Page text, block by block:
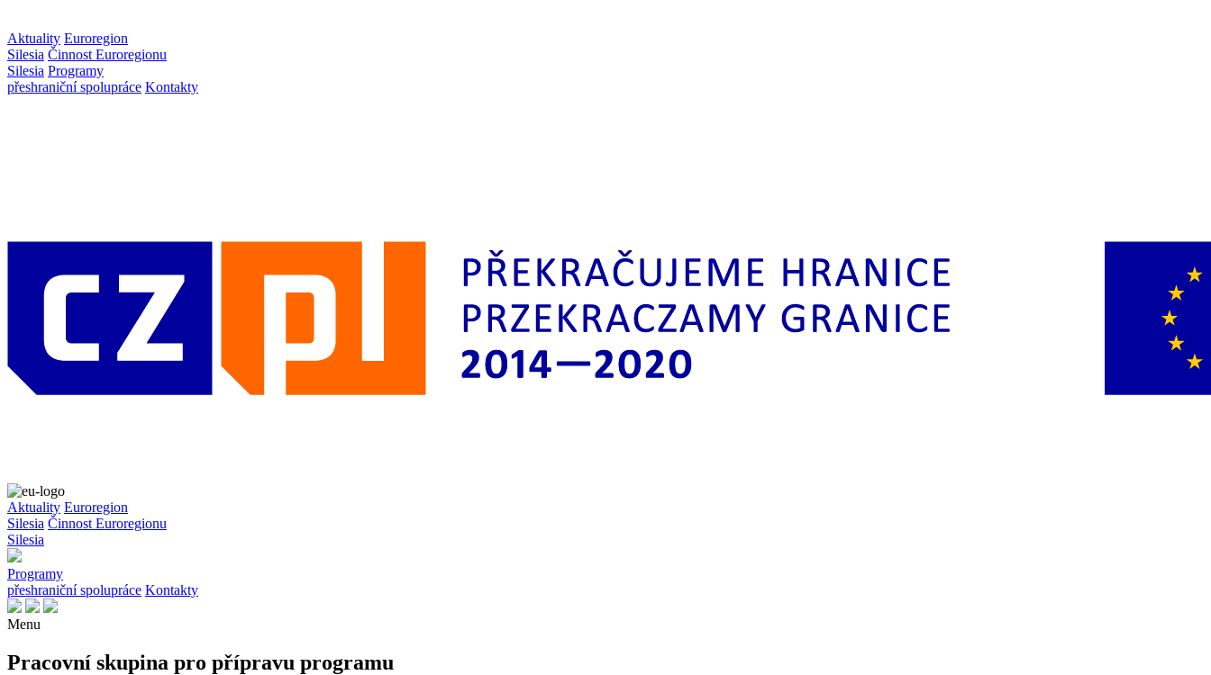
Aktuality Euroregion
Silesia Činnost Euroregionu
Silesia Programy
přeshraniční spolupráce Kontakty
Aktuality Euroregion
Silesia Činnost Euroregionu
Silesia
Programy
přeshraniční spolupráce Kontakty
Menu
Pracovní skupina pro přípravu programu